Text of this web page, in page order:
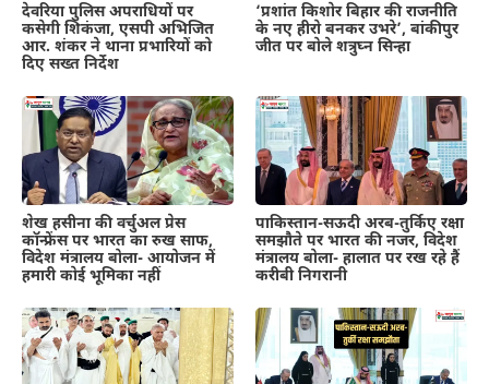
देवरिया पुलिस अपराधियों पर
कसेगी शिकंजा, एसपी अभिजित
आर. शंकर ने थाना प्रभारियों को
दिए सख्त निर्देश
‘प्रशांत किशोर बिहार की राजनीति
के नए हीरो बनकर उभरे’, बांकीपुर
जीत पर बोले शत्रुघ्न सिन्हा
शेख हसीना की वर्चुअल प्रेस
कॉन्फ्रेंस पर भारत का रुख साफ,
विदेश मंत्रालय बोला- आयोजन में
हमारी कोई भूमिका नहीं
पाकिस्तान-सऊदी अरब-तुर्किए रक्षा
समझौते पर भारत की नजर, विदेश
मंत्रालय बोला- हालात पर रख रहे हैं
करीबी निगरानी